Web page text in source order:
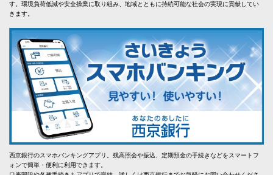
す。環境負荷低減や安全操業に取り組み、地域とともに持続可能な社会の実現に貢献してい
きます。
西京銀行のスマホバンキングアプリ。残高照会や振込、定期預金の手続きなどをスマートフ
ォンで簡単・便利に利用できます。